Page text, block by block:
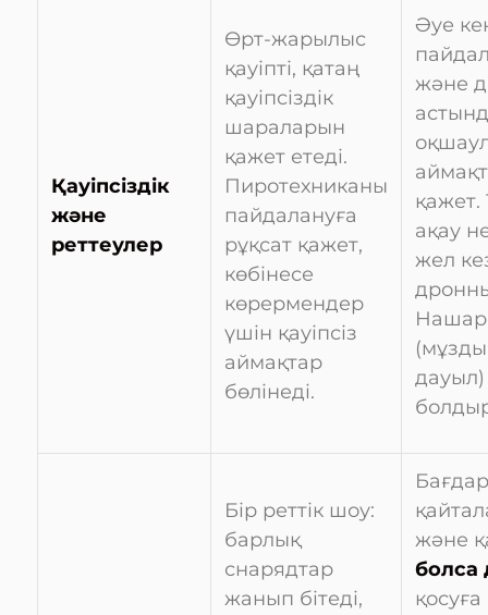
Қауіпсіздік
және
реттеулер
Өрт-жарылыс
қауіпті, қатаң
қауіпсіздік
шараларын
қажет етеді.
Пиротехниканы
пайдалануға
рұқсат қажет,
көбінесе
көрермендер
үшін қауіпсіз
аймақтар
бөлінеді.
Әуе
және
қажет.
ақау
жел
Нашар
Бір реттік шоу:
барлық
снарядтар
жанып бітеді,
және
болса